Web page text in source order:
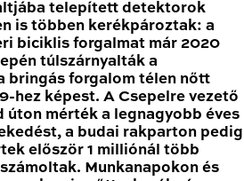
telepített detektorok
is többen kerékpároztak: a
biciklis forgalmat már 2020
túlszárnyalták a
bringás forgalom télen nőtt
hez képest. A Csepelre vezető
úton mérték a legnagyobb éves
a budai rakparton pedig
először 1 milliónál több
Munkanapokon és